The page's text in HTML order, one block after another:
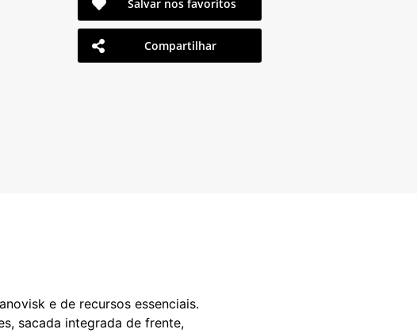
Salvar nos favoritos
Compartilhar
e de recursos essenciais.
sacada integrada de frente,